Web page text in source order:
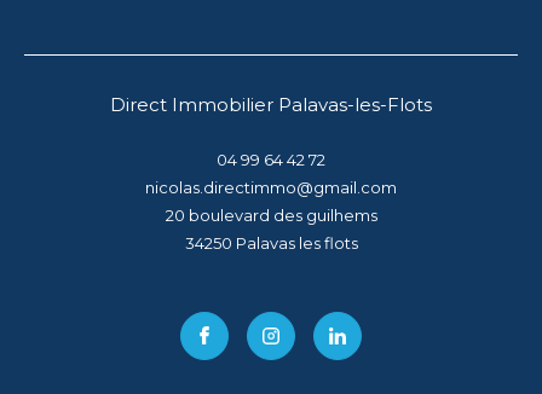
Direct Immobilier Palavas-les-Flots
04 99 64 42 72
nicolas.directimmo@gmail.com
20 boulevard des guilhems
34250
palavas les flots